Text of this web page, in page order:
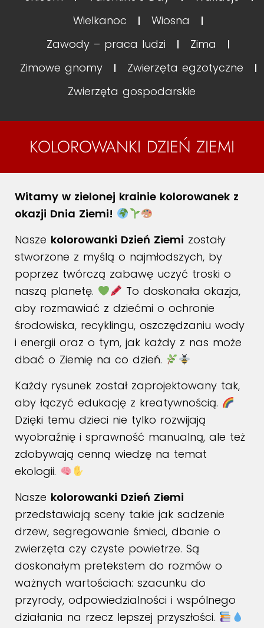
Wielkanoc
Wiosna
Zawody – praca ludzi
Zima
Zimowe gnomy
Zwierzęta egzotyczne
Zwierzęta gospodarskie
KOLOROWANKI DZIEŃ ZIEMI
Witamy w zielonej krainie kolorowanek z
okazji Dnia Ziemi!
Nasze kolorowanki Dzień Ziemi zostały
stworzone z myślą o najmłodszych, by
poprzez twórczą zabawę uczyć troski o
naszą planetę.
To doskonała okazja,
aby rozmawiać z dziećmi o ochronie
środowiska, recyklingu, oszczędzaniu wody
i energii oraz o tym, jak każdy z nas może
dbać o Ziemię na co dzień.
Każdy rysunek został zaprojektowany tak,
aby łączyć edukację z kreatywnością.
Dzięki temu dzieci nie tylko rozwijają
wyobraźnię i sprawność manualną, ale też
zdobywają cenną wiedzę na temat
ekologii.
Nasze kolorowanki Dzień Ziemi
przedstawiają sceny takie jak sadzenie
drzew, segregowanie śmieci, dbanie o
zwierzęta czy czyste powietrze. Są
doskonałym pretekstem do rozmów o
ważnych wartościach: szacunku do
przyrody, odpowiedzialności i wspólnego
działania na rzecz lepszej przyszłości.